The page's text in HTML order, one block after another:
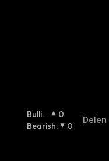
Bullis
H:
0
Bearish: 0
Delen